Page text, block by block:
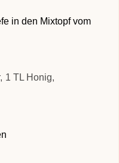
in den Mixtopf vom
1 TL Honig,